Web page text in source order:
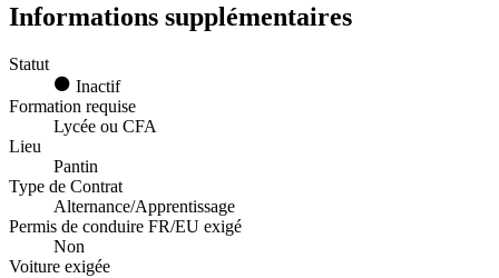
Informations supplémentaires
Statut
Inactif
Formation requise
Lycée ou CFA
Lieu
Pantin
Type de Contrat
Alternance/Apprentissage
Permis de conduire FR/EU exigé
Non
Voiture exigée